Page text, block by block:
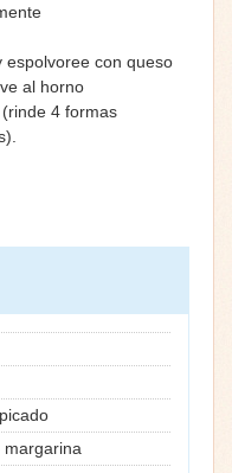
espolvoree con queso
al horno
4 formas
margarina